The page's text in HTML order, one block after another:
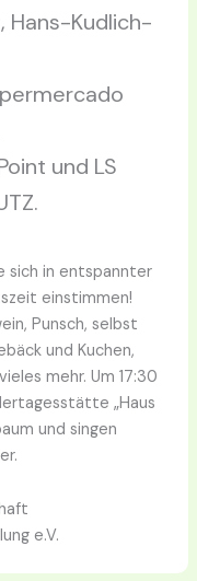
Hans-Kudlich-
und LS
sich in entspannter
einstimmen!
Punsch, selbst
und Kuchen,
mehr. Um 17:30
„Haus
und singen
e.V.